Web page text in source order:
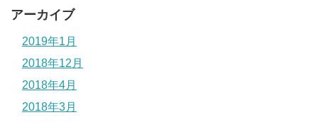
アーカイブ
2019年1月
2018年12月
2018年4月
2018年3月